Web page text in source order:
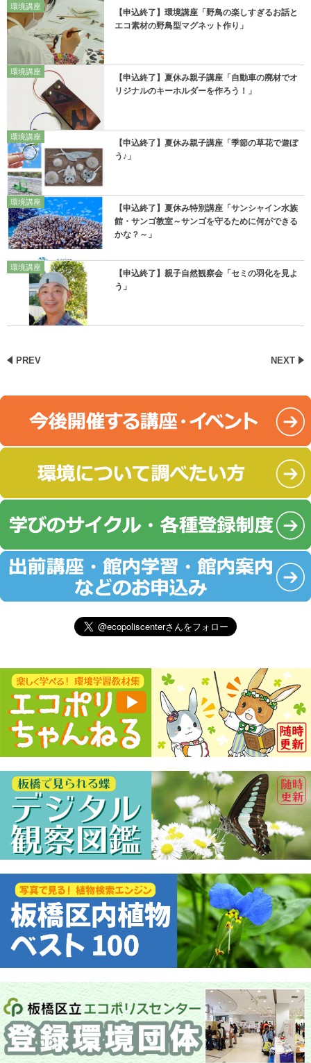
環境講座
【申込終了】環境講座「野鳥の楽しすぎるお話と
エコ素材の野鳥型マグネット作り」
環境講座
【申込終了】夏休み親子講座「自動車の廃材でオ
リジナルのキーホルダーを作ろう！」
環境講座
【申込終了】夏休み親子講座「季節の草花で遊ぼ
う♪」
環境講座
【申込終了】夏休み特別講座「サンシャイン水族
館・サンゴ教室～サンゴを守るために何ができる
かな？～」
環境講座
【申込終了】親子自然観察会「セミの羽化を見よ
う」
PREV NEXT